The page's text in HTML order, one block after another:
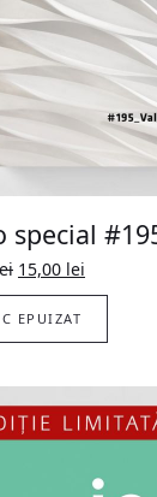
special
Prețul
inițial
a
fost:
15,00 lei
curent
15,00 lei.
EPUIZAT